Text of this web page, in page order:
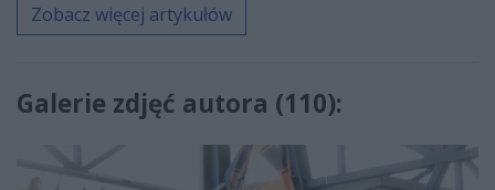
Zobacz więcej artykułów
Galerie zdjęć autora (110):